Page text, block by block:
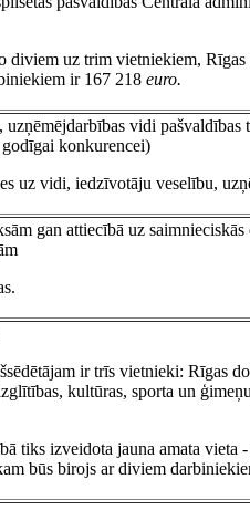
uz trim vietniekiem, Rīgas
ir 167 218 euro.
vidi
konkurencei)
uz vidi, iedzīvotāju veselību,
gan attiecībā uz
ir trīs vietnieki: Rīgas
kultūras, sporta un
tiks izveidota jauna amata vieta
būs birojs ar diviem